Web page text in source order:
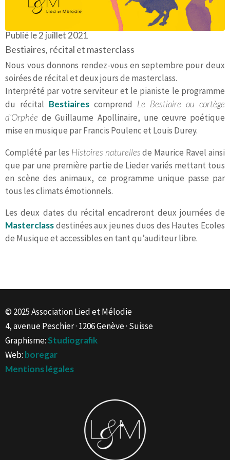
Publié le 2 juillet 2021
Bestiaires, récital et masterclass
Nous vous donnons rendez-vous en septembre pour deux
soirées de récital et deux jours de masterclass.
Interprété par votre serviteur et le pianiste le programme
du récital Bestiaires comprend Le Bestiaire ou cortège
d’Orphée de Guillaume Apollinaire, une œuvre poétique
mise en musique par Francis Poulenc et Louis Durey.
Complété par les Histoires naturellesde Maurice Ravel ainsi
que par une première partie de Lieder variés mettant tous
en scène des animaux, ce programme unique passe par
tous les climats émotionnels.
Les deux dates du récital encadreront deux journées de
Masterclassdestinées aux jeunes duos des Hautes Ecoles
de Musique et accessibles en tant qu’auditeur libre.
© 2025 Association Lied et Mélodie
4, avenue Peschier · 1206 Genève · Suisse
Graphisme:Studiografik
Web: boregar
Mentions légales